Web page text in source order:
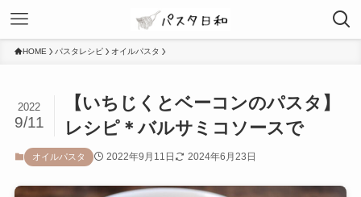
HOME パスタレシピ オイルパスタ
【いちじくとベーコンのパスタ】
レシピ＊バルサミコソースで
2022
9/11
オイルパスタ 2022年9月11日 2024年6月23日